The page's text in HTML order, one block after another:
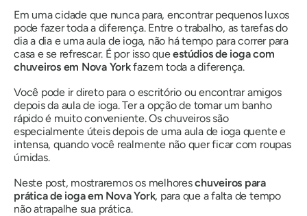
Em uma cidade que nunca para, encontrar pequenos luxos
pode fazer toda a diferença. Entre o trabalho, as tarefas do
dia a dia e uma aula de ioga, não há tempo para correr para
casa e se refrescar. É por isso queestúdios de ioga com
chuveiros em Nova Yorkfazem toda a diferença.
Você pode ir direto para o escritório ou encontrar amigos
depois da aula de ioga. Ter a opção de tomar um banho
rápido é muito conveniente. Os chuveiros são
especialmente úteis depois de uma aula de ioga quente e
intensa, quando você realmente não quer ficar com roupas
úmidas.
Neste post, mostraremos os melhoreschuveiros para
prática de ioga em Nova York, para que a falta de tempo
não atrapalhe sua prática.